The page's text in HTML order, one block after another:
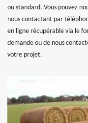
ou standard. Vous pouvez
nous contactant par
en ligne récupérable via le
demande ou de nous
votre projet.